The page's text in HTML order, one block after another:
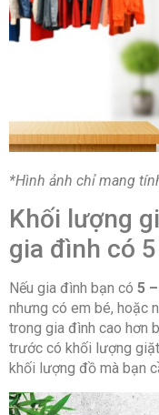
*Hình ảnh chỉ mang
Khối lượng
gia đình có
Nếu gia đình bạn có 5
nhưng có em bé, hoặc
trong gia đình cao hơn
trước có khối lượng
khối lượng đồ mà bạn